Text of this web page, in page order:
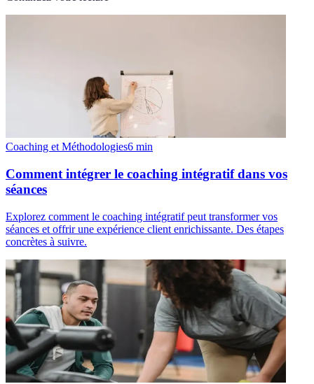
Coaching et Méthodologies6 min
Comment intégrer le coaching intégratif dans vos
séances
Explorez comment le coaching intégratif peut transformer vos
séances et offrir une expérience client enrichissante. Des étapes
concrètes à suivre.